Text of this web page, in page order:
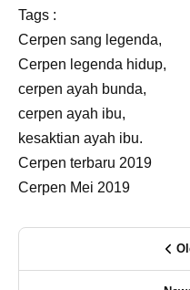
Tags :
Cerpen sang legenda,
Cerpen legenda hidup,
cerpen ayah bunda,
cerpen ayah ibu,
kesaktian ayah ibu.
Cerpen terbaru 2019
Cerpen Mei 2019